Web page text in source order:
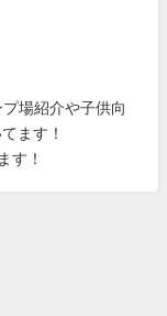
場紹介や子供向
ます！
す！